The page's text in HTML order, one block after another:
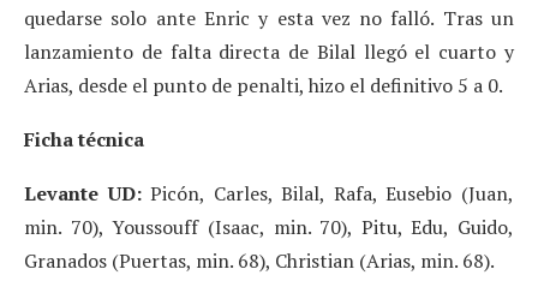
quedarse solo ante Enric y esta vez no falló. Tras un
lanzamiento de falta directa de Bilal llegó el cuarto y
Arias, desde el punto de penalti, hizo el definitivo 5 a 0.
Ficha técnica
Levante UD:Picón, Carles, Bilal, Rafa, Eusebio (Juan,
min. 70), Youssouff (Isaac, min. 70), Pitu, Edu, Guido,
Granados (Puertas, min. 68), Christian (Arias, min. 68).